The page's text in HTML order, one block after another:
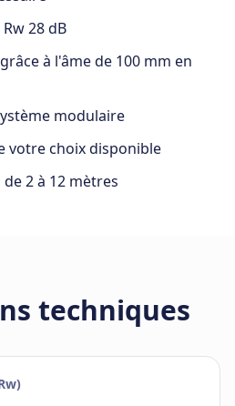
28 dB
à l'âme de 100 mm en
modulaire
votre choix disponible
2 à 12 mètres
techniques